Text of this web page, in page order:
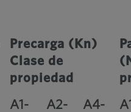
Precarga (Kn)
Clase de
propiedad
A1-
A2-
A4-